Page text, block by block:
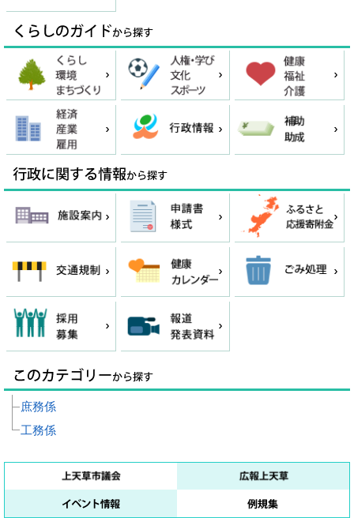
庶務係
工務係